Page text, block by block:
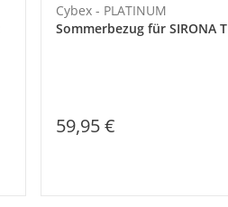
Cybex - PLATINUM
Sommerbezug für SIRONA T
59,95 €